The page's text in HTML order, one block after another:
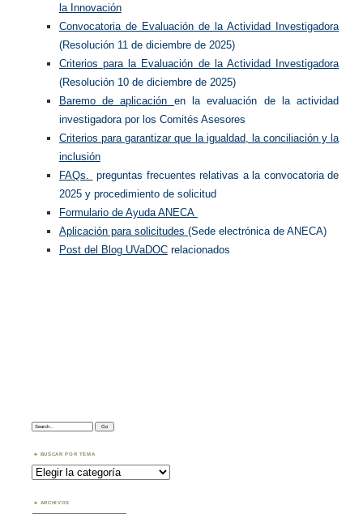
la Innovación
Convocatoria de Evaluación de la Actividad Investigadora
(Resolución 11 de diciembre de 2025)
Criterios para la Evaluación de la Actividad Investigadora
(Resolución 10 de diciembre de 2025)
Baremo de aplicación en la evaluación de la actividad
investigadora por los Comités Asesores
Criterios para garantizar que la igualdad, la conciliación y la
inclusión
FAQs.
preguntas frecuentes relativas a la convocatoria de
2025 y procedimiento de solicitud
Formulario de Ayuda ANECA
Aplicación para solicitudes (Sede electrónica de ANECA)
Post del Blog UVaDOCrelacionados
Search:
BUSCAR POR TEMA
Buscar
por
Tema
ARCHIVOS